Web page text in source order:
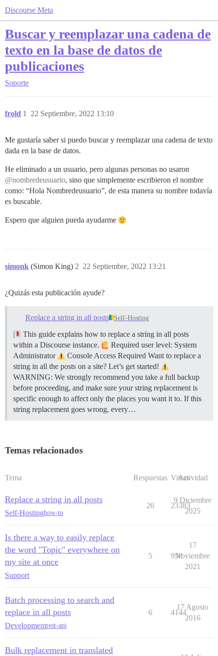
Discourse Meta
Buscar y reemplazar una cadena de
texto en la base de datos de
publicaciones
Soporte
frold 22 Septiembre, 2022 13:10
1
Me gustaría saber si puedo buscar y reemplazar una cadena de texto
dada en la base de datos.
He eliminado a un usuario, pero algunas personas no usaron
@nombredeusuario, sino que simplemente escribieron el nombre
como: “Hola Nombredeusuario”, de esta manera su nombre todavía
es buscable.
Espero que alguien pueda ayudarme
simonk (Simon King) 22 Septiembre, 2022 13:21
2
¿Quizás esta publicación ayude?
Replace a string in all posts Self-Hosting
This guide explains how to replace a string in all posts
within a Discourse instance.
Required user level: System
Administrator
Console Access Required Want to replace a
string in all the posts on a site? Let’s get started!
WARNING: We strongly recommend you take a full backup
before proceeding, and make sure your string replacement is
specific enough to affect only the places you want it to. If this
string replacement goes wrong, every…
Temas relacionados
Tema Respuestas Vistas
Actividad
Replace a string in all posts
Self-Hostinghow-to
26 23383
9 Diciembre
2025
Is there a way to easily replace
the word "Topic" everywhere on
my site at once
Support
5 958
17
Noviembre
2021
Batch processing to search and
replace in all posts
Developmentrest-api
6 4144
17 Agosto
2016
Bulk replacement in translated